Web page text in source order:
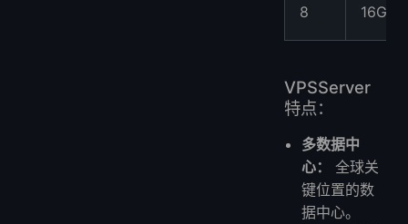
8 16GB
VPSServer
特点：
多数据中
心：
全球关
键位置的数
据中心。